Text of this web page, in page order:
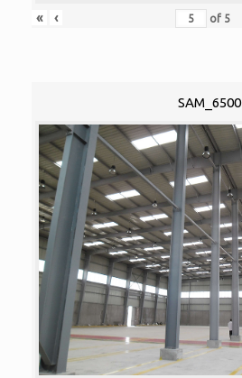
« ‹ of 5
SAM_6500